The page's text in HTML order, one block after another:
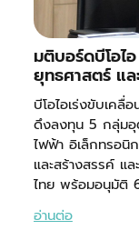
มติบอร์ดบีโอไ
ยุทธศาสตร์ แ
บีโอไอเร่งขับเคลื่
ดึงลงทุน 5 กลุ่มอุ
ไฟฟ้า อิเล็กทรอนิ
และสร้างสรรค์ แ
ไทย พร้อมอนุมัติ
อ่านต่อ